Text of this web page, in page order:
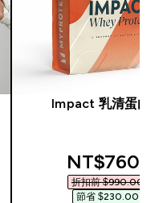
Impact 乳清蛋白
NT$760‎
折扣前 $990.00‎
節省 $230.00‎